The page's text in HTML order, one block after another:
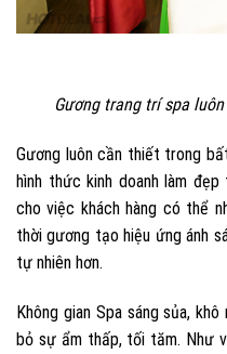
Gương trang trí spa
Gương luôn cần thiết trong
hình thức kinh doanh làm
cho việc khách hàng có thể
thời gương tạo hiệu ứng ánh
tự nhiên hơn.
Không gian Spa sáng sủa,
bỏ sự ẩm thấp, tối tăm. Như